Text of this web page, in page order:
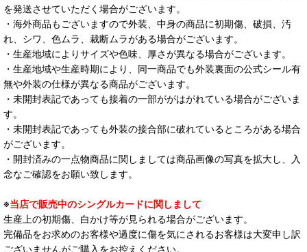
を発送させていただく場合がございます。
・海外商品もございますので外装、中身の商品に初期傷、破損、汚
れ、シワ、色ムラ、裁断ムラがある場合がございます。
・生産地域によりサイズや色味、厚さが異なる場合がございます。
・生産地域や生産時期により、同一商品でも外装裏面の公式シール有
無や外装の仕様が異なる商品がございます。
・未開封表記であっても接着の一部ががはがれている場合がございま
す。
・未開封表記であっても外装の接合部に破れているところがある場合
がございます。
・開封済みの一点物商品に関しましては商品画像の写真を拡大し、入
念なご確認をお願い致します。
※当店で販売中のシングルカードに関しまして
生産上の初期傷、白かけ等が見られる場合がございます。
完備品をお求めのお客様や過度に傷を気にされるお客様は大変申し訳
ございませんがご購入をお控えください。